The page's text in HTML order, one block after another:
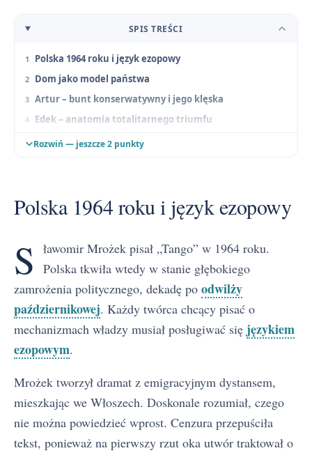
SPIS TREŚCI
Polska 1964 roku i język ezopowy
Dom jako model państwa
Artur – bunt konserwatywny i jego klęska
Edek – anatomia totalitarnego triumfu
Tango jako symbol nowego porządku
Rozwiń — jeszcze 2 punkty
Polska 1964 roku i język ezopowy
S
ławomir Mrożek pisał „Tango” w 1964 roku.
Polska tkwiła wtedy w stanie głębokiego
zamrożenia politycznego, dekadę po odwilży
październikowej. Każdy twórca chcący pisać o
mechanizmach władzy musiał posługiwać się językiem
ezopowym.
Mrożek tworzył dramat z emigracyjnym dystansem,
mieszkając we Włoszech. Doskonale rozumiał, czego
nie można powiedzieć wprost. Cenzura przepuściła
tekst, ponieważ na pierwszy rzut oka utwór traktował o